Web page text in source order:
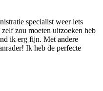
specialist weer iets
zou moeten uitzoeken heb
ik erg fijn. Met andere
Ik heb de perfecte